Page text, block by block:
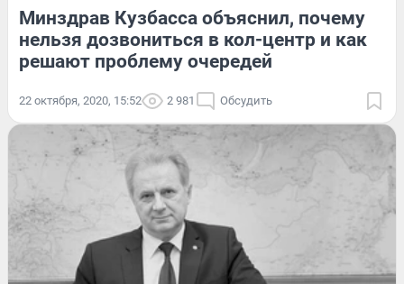
Минздрав Кузбасса объяснил, почему
нельзя дозвониться в кол-центр и как
решают проблему очередей
22 октября, 2020, 15:52 2 981 Обсудить